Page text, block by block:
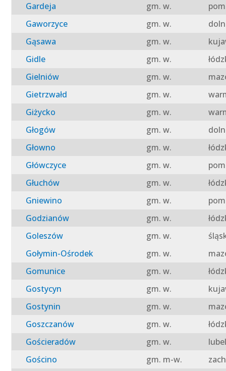
Gardeja
gm. w.
Gaworzyce
gm. w.
Gąsawa
gm. w.
Gidle
gm. w.
Gielniów
gm. w.
Gietrzwałd
gm. w.
Giżycko
gm. w.
Głogów
gm. w.
Głowno
gm. w.
Główczyce
gm. w.
Głuchów
gm. w.
Gniewino
gm. w.
Godzianów
gm. w.
Goleszów
gm. w.
Gołymin-Ośrodek
gm. w.
Gomunice
gm. w.
Gostycyn
gm. w.
Gostynin
gm. w.
Goszczanów
gm. w.
Gościeradów
gm. w.
Gościno
gm. m-w.